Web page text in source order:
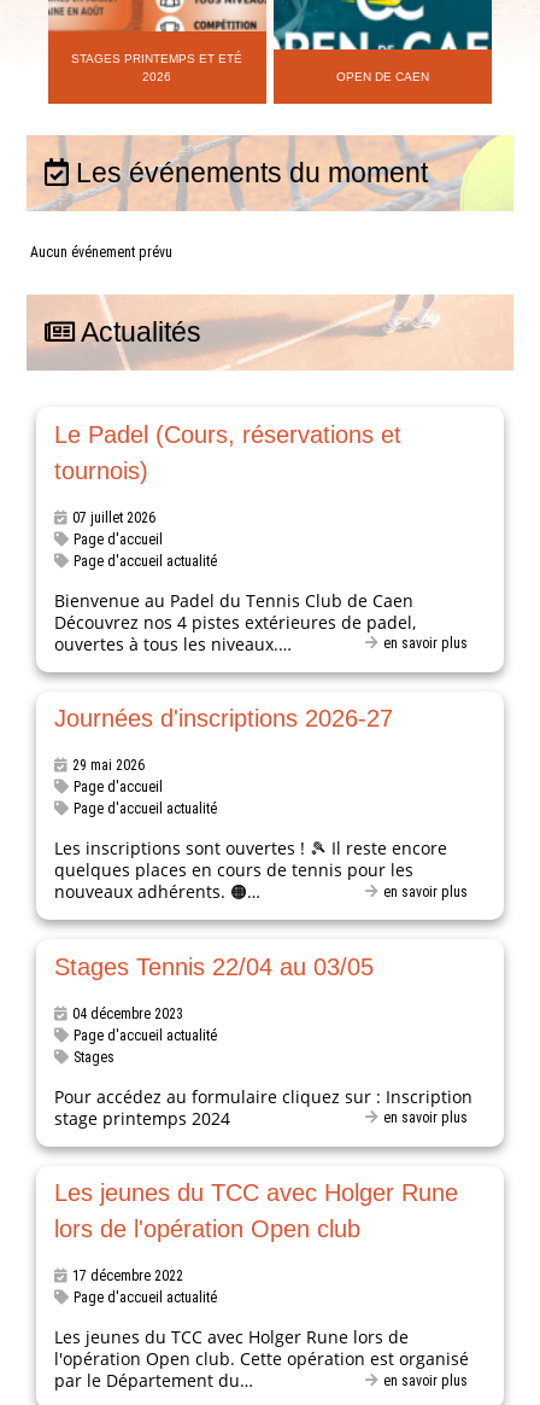
STAGES PRINTEMPS ET ETÉ
2026
OPEN DE CAEN
Les événements du moment
Aucun événement prévu
Actualités
Le Padel (Cours, réservations et
tournois)
07 juillet 2026
Page d'accueil
Page d'accueil actualité
Bienvenue au Padel du Tennis Club de Caen
Découvrez nos 4 pistes extérieures de padel,
ouvertes à tous les niveaux.…
en savoir plus
Journées d'inscriptions 2026-27
29 mai 2026
Page d'accueil
Page d'accueil actualité
Les inscriptions sont ouvertes ! 🎾 Il reste encore
quelques places en cours de tennis pour les
nouveaux adhérents. 🟠…
en savoir plus
Stages Tennis 22/04 au 03/05
04 décembre 2023
Page d'accueil actualité
Stages
Pour accédez au formulaire cliquez sur : Inscription
stage printemps 2024
en savoir plus
Les jeunes du TCC avec Holger Rune
lors de l'opération Open club
17 décembre 2022
Page d'accueil actualité
Les jeunes du TCC avec Holger Rune lors de
l'opération Open club. Cette opération est organisé
par le Département du…
en savoir plus